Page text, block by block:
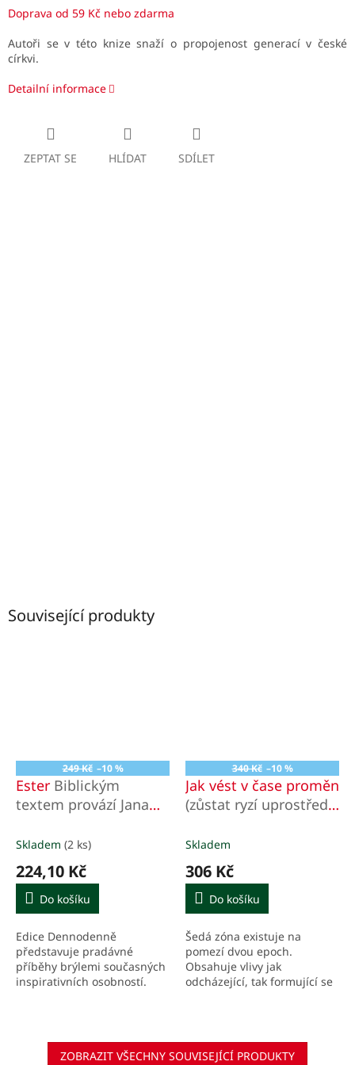
Doprava od 59 Kč nebo zdarma
Autoři se v této knize snaží o propojenost generací v české
církvi.
Detailní informace
ZEPTAT SE HLÍDAT SDÍLET
Související produkty
249 Kč –10 %
Ester Biblickým
textem provází Jana
Skladem (2 ks)
224,10 Kč
Do košíku
Edice Dennodenně
představuje pradávné
příběhy brýlemi současných
inspirativních osobností.
vtahují text...
340 Kč –10 %
Jak vést v čase proměn
(zůstat ryzí uprostřed
Skladem
306 Kč
Do košíku
Šedá zóna existuje na
pomezí dvou epoch.
Obsahuje vlivy jak
odcházející, tak formující se
budeme...
ZOBRAZIT VŠECHNY SOUVISEJÍCÍ PRODUKTY